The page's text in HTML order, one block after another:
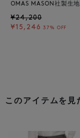
OMAS MASON社製生地
¥24,200
¥15,246 37% OFF
このアイテムを見